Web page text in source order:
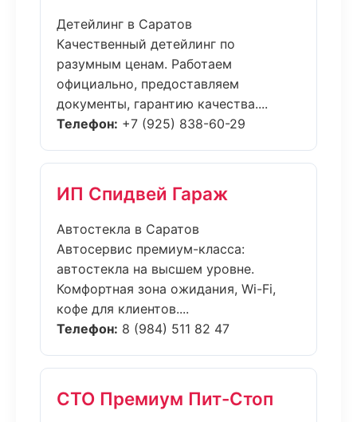
Детейлинг в Саратов
Качественный детейлинг по
разумным ценам. Работаем
официально, предоставляем
документы, гарантию качества....
Телефон: +7 (925) 838-60-29
ИП Спидвей Гараж
Автостекла в Саратов
Автосервис премиум-класса:
автостекла на высшем уровне.
Комфортная зона ожидания, Wi-Fi,
кофе для клиентов....
Телефон: 8 (984) 511 82 47
СТО Премиум Пит-Стоп